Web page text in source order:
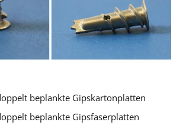
beplankte Gipskartonplatten
beplankte Gipsfaserplatten